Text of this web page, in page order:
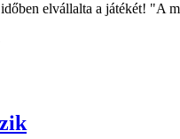
elvállalta a játékét! "A